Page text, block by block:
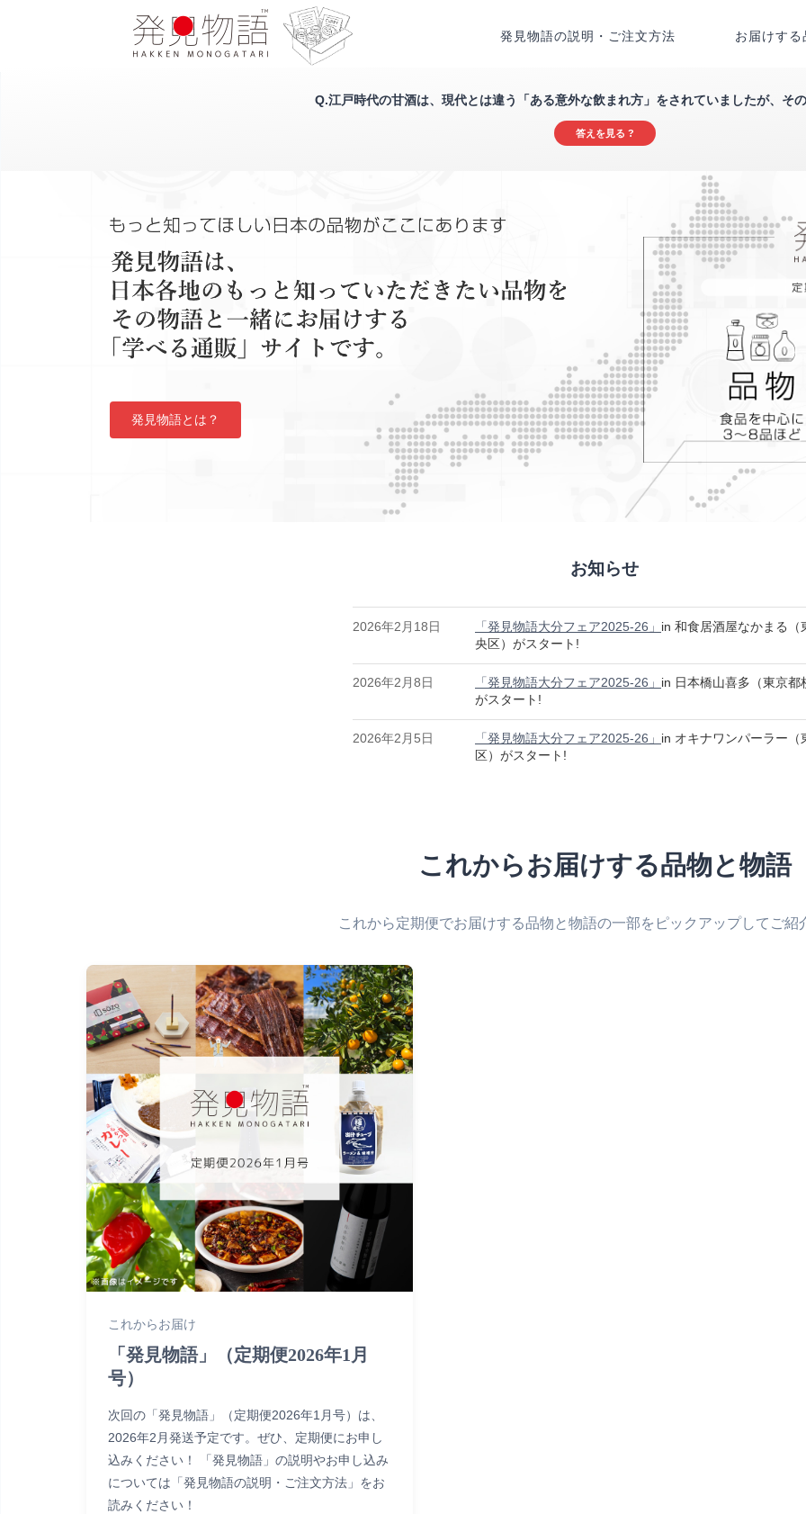
発見物語の説明・ご注文方法 お届けす
Q.江戸時代の甘酒は、現代とは違う「ある意外な飲まれ方」をされていましたが、そ
答えを見る ?
発見物語とは？
お知らせ
2026年2月18日 「発見物語大分フェア2025-26」 in 和食居酒屋なかまる（
央区）がスタート!
2026年2月8日 「発見物語大分フェア2025-26」 in 日本橋山喜多（東京都
がスタート!
2026年2月5日 「発見物語大分フェア2025-26」 in オキナワンパーラー（
区）がスタート!
「発見物語大分フェア2025-26」
inとんかつ店「まるかつ
良・大阪）がスタート!
これからお届けする品物と物語
これから定期便でお届けする品物と物語の一部をピックアップしてご紹
これからお届け
「発見物語」（定期便2026年1月
号）
次回の「発見物語」（定期便2026年1月号）は、
2026年2月発送予定です。ぜひ、定期便にお申し
込みください！ 「発見物語」の説明やお申し込み
については「発見物語の説明・ご注文方法」をお
読みください！